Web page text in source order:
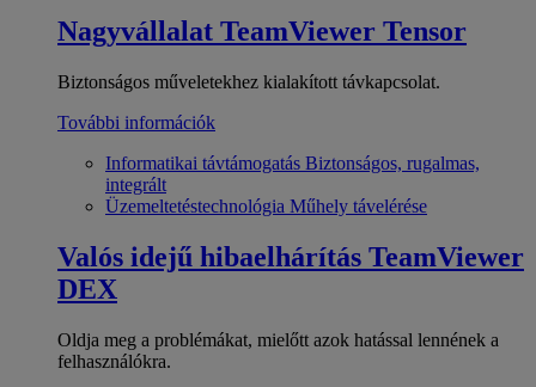
Nagyvállalat TeamViewer Tensor
Biztonságos műveletekhez kialakított távkapcsolat.
További információk
Informatikai távtámogatás Biztonságos, rugalmas,
integrált
Üzemeltetéstechnológia Műhely távelérése
Valós idejű hibaelhárítás TeamViewer
DEX
Oldja meg a problémákat, mielőtt azok hatással lennének a
felhasználókra.